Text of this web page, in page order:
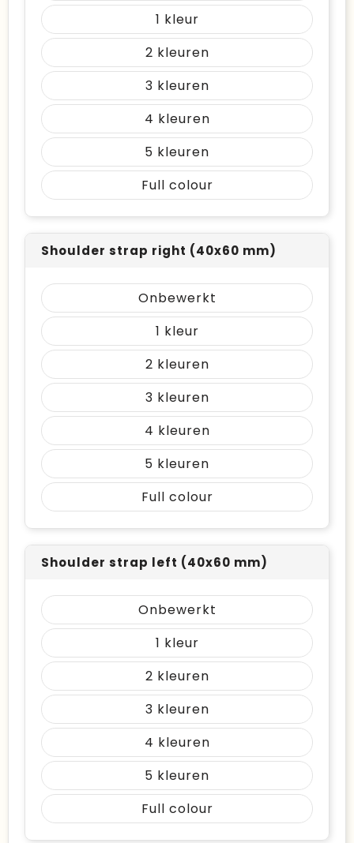
1
2
3
4
5
Full colour
Shoulder strap right (40x60 mm)
Onbewerkt
1
2
3
4
5
Full colour
Shoulder strap left (40x60 mm)
Onbewerkt
1
2
3
4
5
Full colour